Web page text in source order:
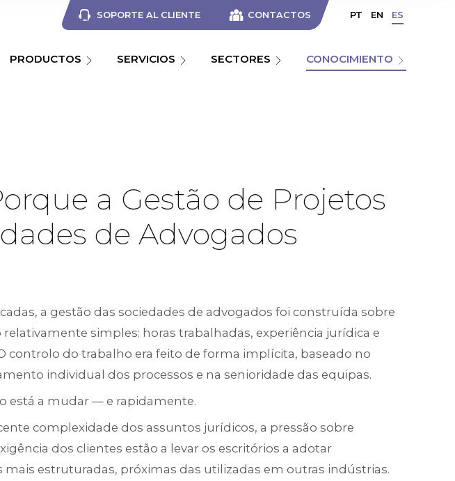
PRODUCTOS SERVICIOS SECTORES CONOCIMIENTO
SOPORTE AL CLIENTE CONTACTOS PT EN ES
a Gestão de Projetos
de Advogados
a gestão das sociedades de advogados foi construída sobre
simples: horas trabalhadas, experiência jurídica e
controlo do trabalho era feito de forma implícita, baseado no
individual dos processos e na senioridade das equipas.
está a mudar — e rapidamente.
complexidade dos assuntos jurídicos, a pressão sobre
dos clientes estão a levar os escritórios a adotar
mais estruturadas, próximas das utilizadas em outras indústrias.